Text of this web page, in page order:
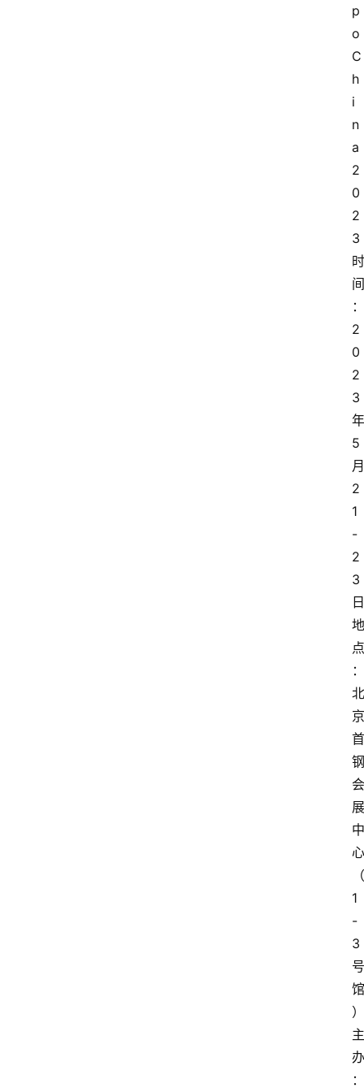
p
o
C
h
i
n
a
2
0
2
3
时
间
：
2
0
2
3
年
5
月
2
1
-
2
3
日
地
点
：
北
京
首
钢
会
展
中
心
（
1
-
3
号
馆
）
主
办
：